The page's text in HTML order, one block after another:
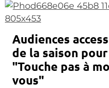
Audiences
de la saison
"Touche pas à
vous"